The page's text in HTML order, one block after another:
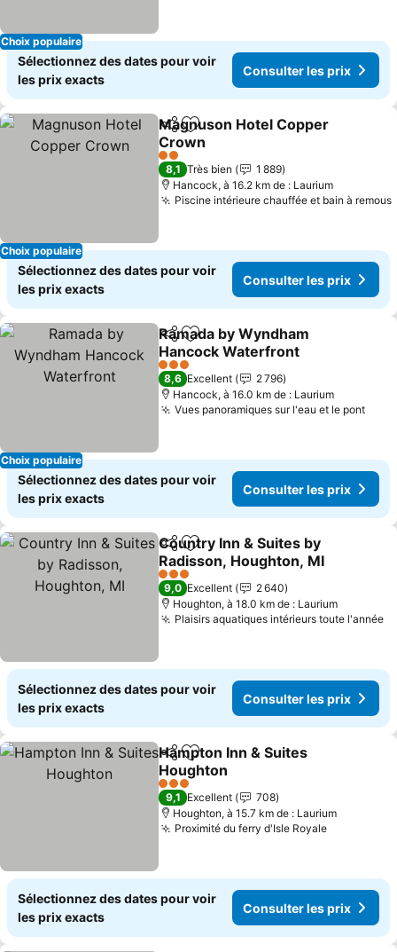
Choix populaire
Sélectionnez des dates pour voir
les prix exacts
Consulter les prix
Choix populaire
PartagerAjouter à mes favoris
Magnuson Hotel Copper
Crown
2 Étoiles
8,1 Très bien
1 889
Hancock, à 16.2 km de : Laurium
Piscine intérieure chauffée et bain à remous
Sélectionnez des dates pour voir
les prix exacts
Consulter les prix
Choix populaire
PartagerAjouter à mes favoris
Ramada by Wyndham
Hancock Waterfront
3 Étoiles
8,6 Excellent
2 796
Hancock, à 16.0 km de : Laurium
Vues panoramiques sur l'eau et le pont
Sélectionnez des dates pour voir
les prix exacts
Consulter les prix
PartagerAjouter à mes favoris
Country Inn & Suites by
Radisson, Houghton, MI
3 Étoiles
9,0 Excellent
2 640
Houghton, à 18.0 km de : Laurium
Plaisirs aquatiques intérieurs toute l'année
Sélectionnez des dates pour voir
les prix exacts
Consulter les prix
PartagerAjouter à mes favoris
Hampton Inn & Suites
Houghton
3 Étoiles
9,1 Excellent
708
Houghton, à 15.7 km de : Laurium
Proximité du ferry d'Isle Royale
Sélectionnez des dates pour voir
les prix exacts
Consulter les prix